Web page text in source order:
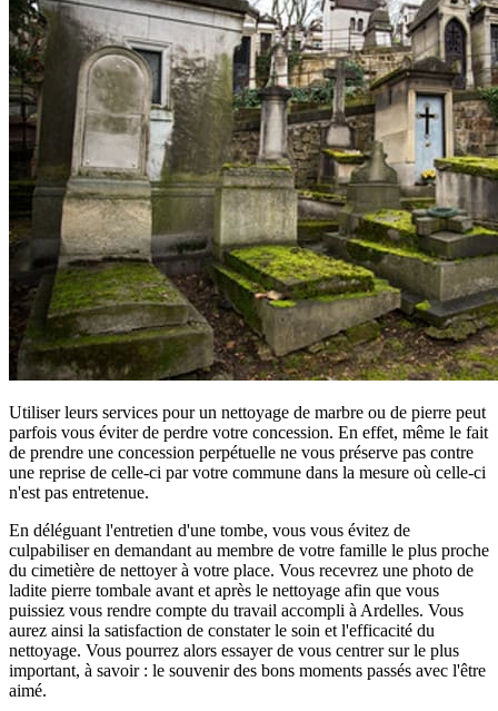
Utiliser leurs services pour un nettoyage de marbre ou de pierre peut
parfois vous éviter de perdre votre concession. En effet, même le fait
de prendre une concession perpétuelle ne vous préserve pas contre
une reprise de celle-ci par votre commune dans la mesure où celle-ci
n'est pas entretenue.
En déléguant l'entretien d'une tombe, vous vous évitez de
culpabiliser en demandant au membre de votre famille le plus proche
du cimetière de nettoyer à votre place. Vous recevrez une photo de
ladite pierre tombale avant et après le nettoyage afin que vous
puissiez vous rendre compte du travail accompli à Ardelles. Vous
aurez ainsi la satisfaction de constater le soin et l'efficacité du
nettoyage. Vous pourrez alors essayer de vous centrer sur le plus
important, à savoir : le souvenir des bons moments passés avec l'être
aimé.